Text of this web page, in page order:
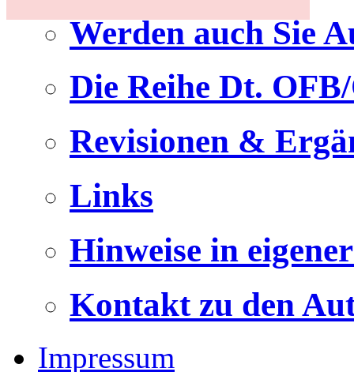
Werden auch Sie
Die Reihe Dt.
Revisionen &
Links
Hinweise in
Kontakt zu den
Impressum